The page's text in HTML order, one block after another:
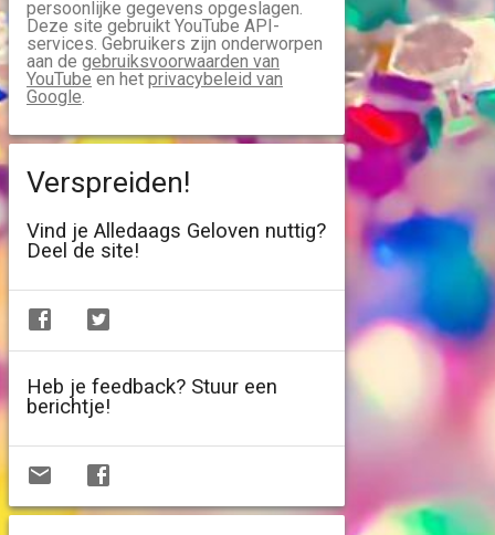
persoonlijke gegevens opgeslagen.
Deze site gebruikt YouTube API-
services. Gebruikers zijn onderworpen
aan de gebruiksvoorwaarden van
YouTube en het privacybeleid van
Google.
Verspreiden!
Vind je Alledaags Geloven nuttig?
Deel de site!
Heb je feedback? Stuur een
berichtje!